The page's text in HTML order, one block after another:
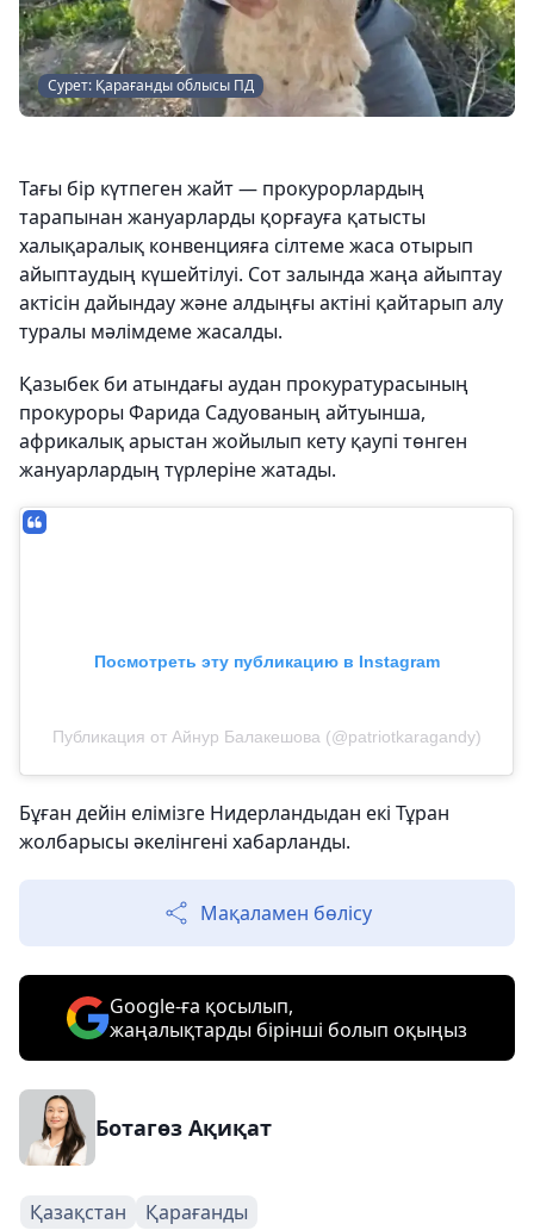
Сурет: Қарағанды облысы ПД
Тағы бір күтпеген жайт — прокурорлардың
тарапынан жануарларды қорғауға қатысты
халықаралық конвенцияға сілтеме жаса отырып
айыптаудың күшейтілуі. Сот залында жаңа айыптау
актісін дайындау және алдыңғы актіні қайтарып алу
туралы мәлімдеме жасалды.
Қазыбек би атындағы аудан прокуратурасының
прокуроры Фарида Садуованың айтуынша,
африкалық арыстан жойылып кету қаупі төнген
жануарлардың түрлеріне жатады.
Посмотреть эту публикацию в Instagram
Публикация от Айнур Балакешова (@patriotkaragandy)
Бұған дейін елімізге Нидерландыдан екі Тұран
жолбарысы әкелінгені хабарланды.
Мақаламен бөлісу
Google-ға қосылып,
жаңалықтарды бірінші болып оқыңыз
Ботагөз Ақиқат
Қазақстан Қарағанды